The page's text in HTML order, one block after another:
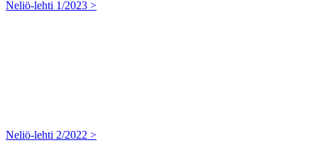
Neliö-lehti 1/2023 >
Neliö-lehti 2/2022 >